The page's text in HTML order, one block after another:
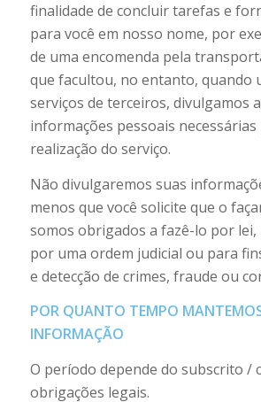
finalidade de concluir tarefas e
para você em nosso nome, por
de uma encomenda pela
que facultou, no entanto, quando
serviços de terceiros, divulgamos
informações pessoais necessárias
realização do serviço.
Não divulgaremos suas
menos que você solicite que o
somos obrigados a fazê-lo por
por uma ordem judicial ou para
e detecção de crimes, fraude ou
POR QUANTO TEMPO
INFORMAÇÃO
O período depende do subscrito /
obrigações legais.